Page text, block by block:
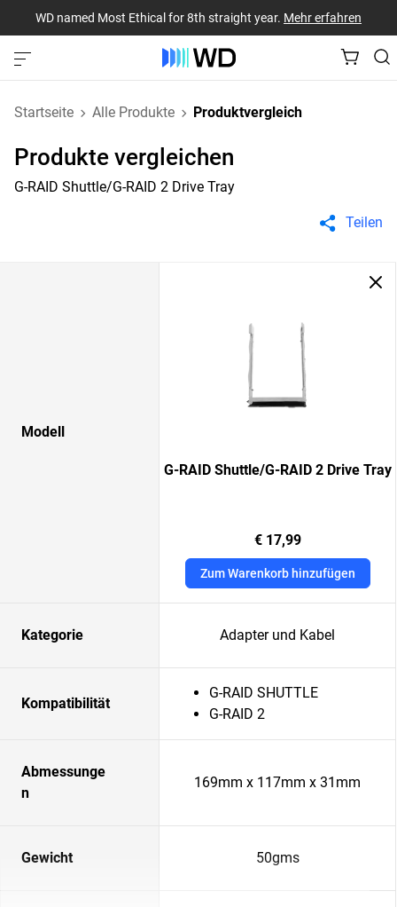
WD named Most Ethical for 8th straight year. Mehr erfahren
Startseite Alle Produkte Produktvergleich
Produkte vergleichen
G-RAID Shuttle/G-RAID 2 Drive Tray
Teilen
Modell
G-RAID Shuttle/G-RAID 2 Drive Tray
€ 17,99
Zum Warenkorb hinzufügen
Kategorie Adapter und Kabel
Kompatibilität
G-RAID SHUTTLE
G-RAID 2
Abmessunge
n
169mm x 117mm x 31mm
Gewicht 50gms